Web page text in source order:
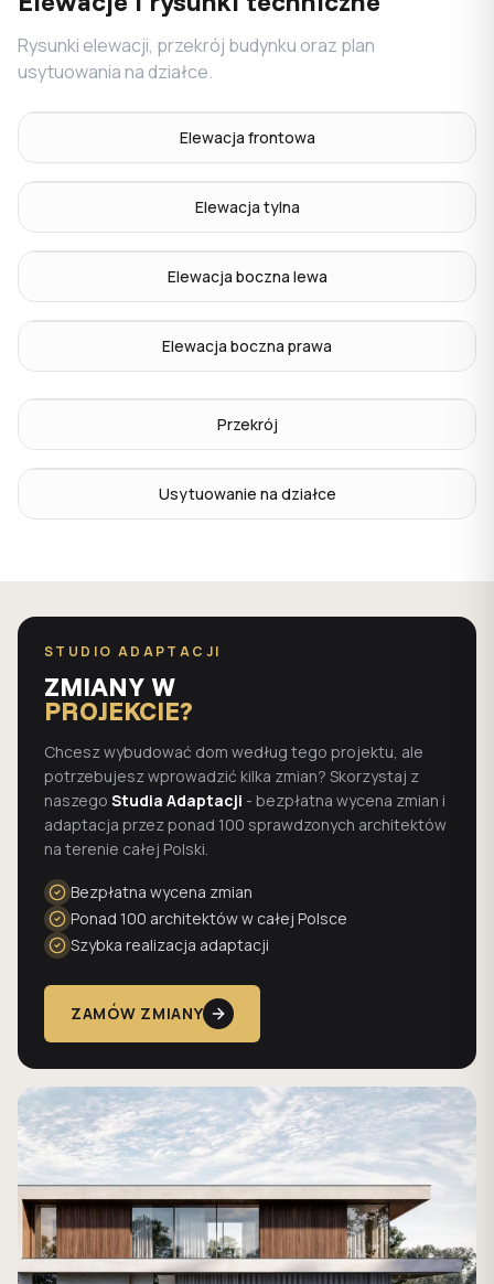
Rysunki elewacji, przekrój budynku oraz plan
usytuowania na działce.
Elewacja frontowa
Elewacja tylna
Elewacja boczna lewa
Elewacja boczna prawa
Przekrój
Usytuowanie na działce
STUDIO ADAPTACJI
ZMIANY W
PROJEKCIE?
Chcesz wybudować dom według tego projektu, ale
potrzebujesz wprowadzić kilka zmian? Skorzystaj z
naszego Studia Adaptacji - bezpłatna wycena zmian i
adaptacja przez ponad 100 sprawdzonych architektów
na terenie całej Polski.
Bezpłatna wycena zmian
Ponad 100 architektów w całej Polsce
Szybka realizacja adaptacji
ZAMÓW ZMIANY